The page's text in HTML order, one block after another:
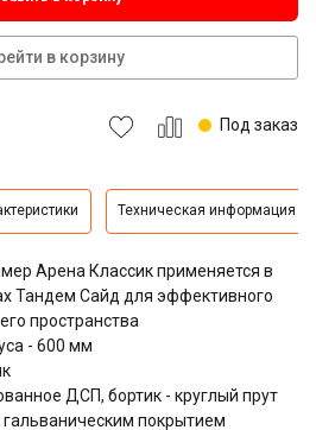
в корзину
Под заказ
Техническая информация
Арена Классик применяется в
Тандем Сайд для эффективного
пространства
- 600 мм
ДСП, бортик - круглый прут
покрытием